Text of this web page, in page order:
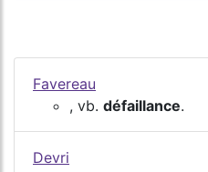
Favereau
, vb. défaillance.
Devri